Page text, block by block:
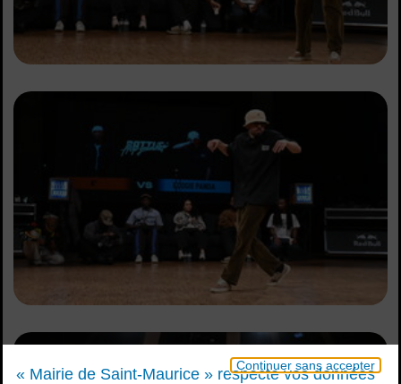
Continuer sans accepter
« Mairie de Saint-Maurice » respecte vos données